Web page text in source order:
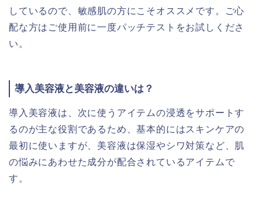
しているので、敏感肌の方にこそオススメです。ご心
配な方はご使用前に一度パッチテストをお試しくださ
い。
導入美容液と美容液の違いは？
導入美容液は、次に使うアイテムの浸透をサポートす
るのが主な役割であるため、基本的にはスキンケアの
最初に使いますが、美容液は保湿やシワ対策など、肌
の悩みにあわせた成分が配合されているアイテムで
す。